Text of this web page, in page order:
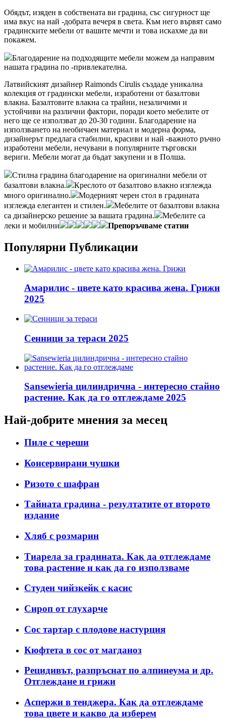
Обядът, изяден в собствената ви градина, със сигурност ще
има вкус на най -добрата вечеря в света. Към него вървят само
градинските мебели от вашите мечти и това искахме да ви
покажем.
Благодарение на подходящите мебели можем да направим
нашата градина по -привлекателна.
Латвийският дизайнер Raimonds Cirulis създаде уникална
колекция от градински мебели, изработени от базалтови
влакна. Базалтовите влакна са трайни, незаличими и
устойчиви на различни фактори, поради което мебелите от
него ще се използват до 20-30 години. Благодарение на
използването на необичаен материал и модерна форма,
дизайнерът предлага стабилни, красиви и най -важното ръчно
изработени мебели, нечувани в популярните търговски
вериги. Мебели могат да бъдат закупени и в Полша.
Стилна градина благодарение на оригинални мебели от
базалтови влакна.
Креслото от базалтово влакно изглежда
много оригинално.
Модерният черен стол в градината
изглежда елегантен и стилен.
Мебелите от базалтови влакна
са дизайнерско решение за вашата градина.
Мебелите са
леки и мобилни
Препоръчваме статии
Популярни Публикации
Амарилис - цвете като красива жена. Грижи
2025
Сенници за тераси 2025
Sansewieria цилиндрична - интересно стайно
растение. Как да го отглеждаме 2025
Най-добрите мнения за месец
Пиле с череши
Консервирани чушки
Ризото с шафран
Тайната градина - резултатите от второто
издание
Хляб с розмарин
Тиарела за градината. Как да отглеждаме
това растение и как да го използваме
Студен чийзкейк с касис
Сироп от глухарче
Сос тартар с плодове настурция
Кюфтета в сос от магданоз
Рецидивът, разпръснат по алпинеума и др.
Отглеждане и грижи
Аспержи в тенджера. Как да отглеждаме
това цвете и какво да изберем